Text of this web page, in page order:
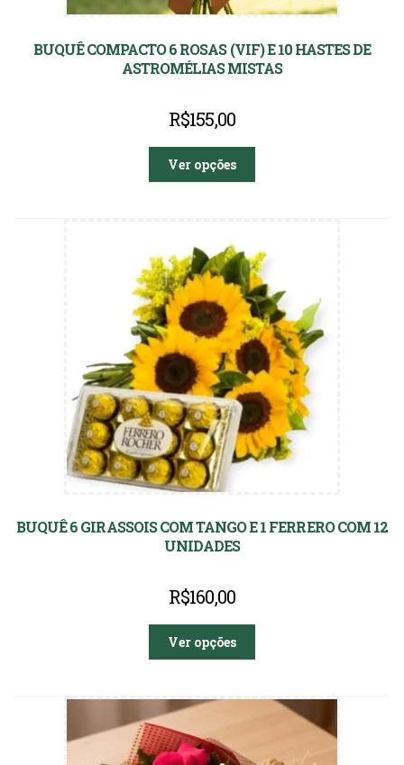
BUQUÊ COMPACTO 6 ROSAS (VIF) E 10 HASTES DE
ASTROMÉLIAS MISTAS
R$155,00
Ver opções
BUQUÊ 6 GIRASSOIS COM TANGO E 1 FERRERO COM 12
UNIDADES
R$160,00
Ver opções